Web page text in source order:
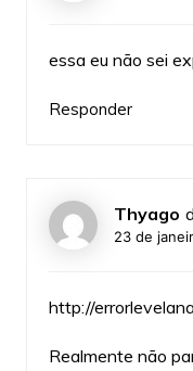
essa eu não sei
Responder
Thyago
23 de
http://
Realmente não